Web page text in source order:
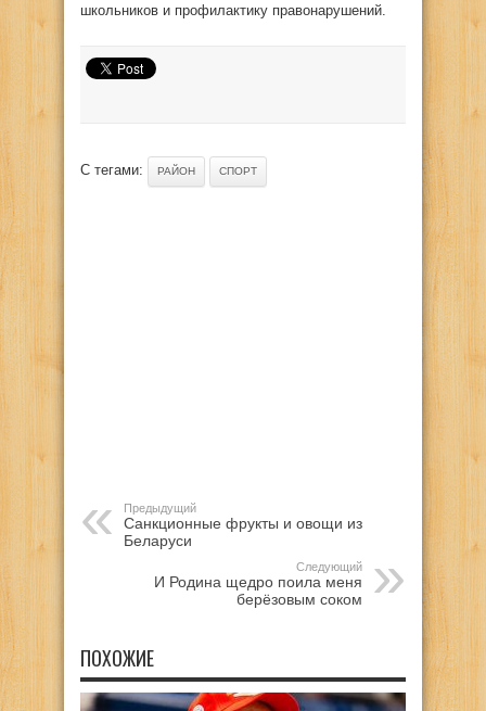
школьников и профилактику правонарушений.
С тегами: РАЙОН СПОРТ
Предыдущий
Санкционные фрукты и овощи из
Беларуси
Следующий
И Родина щедро поила меня
берёзовым соком
ПОХОЖИЕ